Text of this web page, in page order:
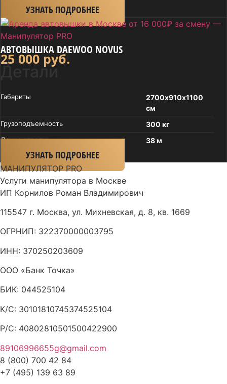
УЗНАТЬ ПОДРОБНЕЕ
АВТОВЫШКА DAEWOO NOVUS
25 000руб.
Детали
Габариты
2700х910х1100
см
Грузоподъем­ность 300 кг
Длина стрелы 38 м
УЗНАТЬ ПОДРОБНЕЕ
МАНИПУЛЯТОР PRO
Услуги манипулятора в Москве
ИП Корнилов Роман Владимирович
115547 г. Москва, ул. Михневская, д. 8, кв. 1669
ОГРНИП: 322370000003795
ИНН: 370250203609
ООО «Банк Точка»
БИК: 044525104
К/С: 30101810745374525104
Р/С: 40802810501500422900
89106996655g@gmail.com
8 (800) 700 42 84
+7 (495) 139 63 89